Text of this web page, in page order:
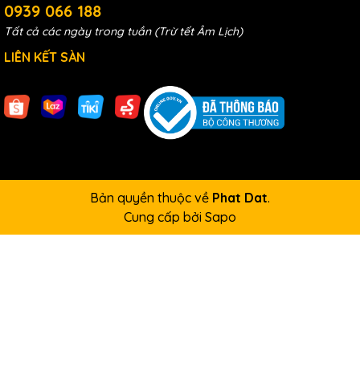
0939 066 188
Tất cả các ngày trong tuần (Trừ tết Âm Lịch)
LIÊN KẾT SÀN
Bản quyền thuộc về Phat Dat.
Cung cấp bởi Sapo